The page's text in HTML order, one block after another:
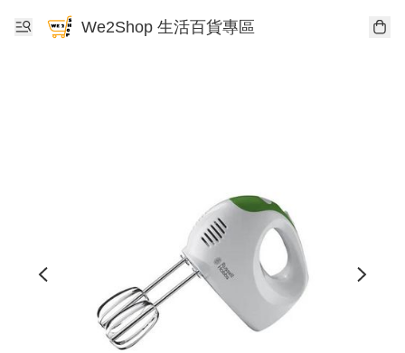
We2Shop 生活百貨專區